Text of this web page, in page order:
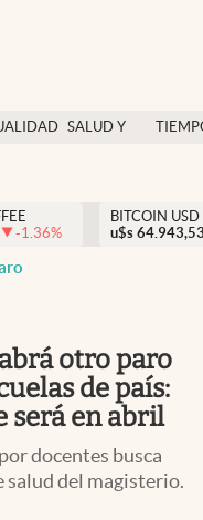
SALUD Y
México
-1.36%
BITCOIN USD
u$s
otro paro
de país:
será en abril
docentes busca
salud del magisterio.